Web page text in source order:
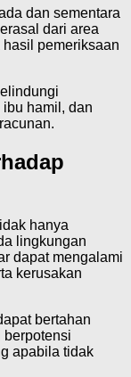
dan sementara
dari area
pemeriksaan
hamil, dan
hanya
lingkungan
dapat mengalami
kerusakan
bertahan
berpotensi
apabila tidak